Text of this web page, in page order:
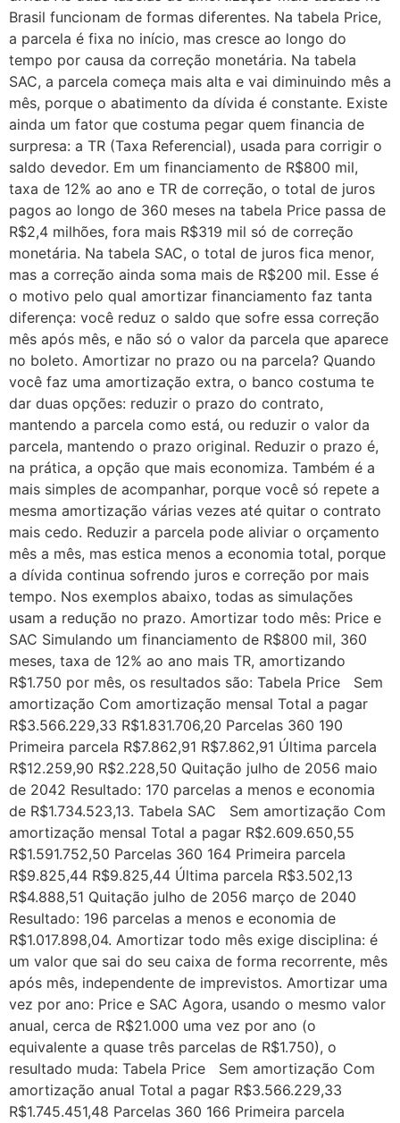
Brasil funcionam de formas diferentes. Na tabela Price,
a parcela é fixa no início, mas cresce ao longo do
tempo por causa da correção monetária. Na tabela
SAC, a parcela começa mais alta e vai diminuindo mês a
mês, porque o abatimento da dívida é constante. Existe
ainda um fator que costuma pegar quem financia de
surpresa: a TR (Taxa Referencial), usada para corrigir o
saldo devedor. Em um financiamento de R$800 mil,
taxa de 12% ao ano e TR de correção, o total de juros
pagos ao longo de 360 meses na tabela Price passa de
R$2,4 milhões, fora mais R$319 mil só de correção
monetária. Na tabela SAC, o total de juros fica menor,
mas a correção ainda soma mais de R$200 mil. Esse é
o motivo pelo qual amortizar financiamento faz tanta
diferença: você reduz o saldo que sofre essa correção
mês após mês, e não só o valor da parcela que aparece
no boleto. Amortizar no prazo ou na parcela? Quando
você faz uma amortização extra, o banco costuma te
dar duas opções: reduzir o prazo do contrato,
mantendo a parcela como está, ou reduzir o valor da
parcela, mantendo o prazo original. Reduzir o prazo é,
na prática, a opção que mais economiza. Também é a
mais simples de acompanhar, porque você só repete a
mesma amortização várias vezes até quitar o contrato
mais cedo. Reduzir a parcela pode aliviar o orçamento
mês a mês, mas estica menos a economia total, porque
a dívida continua sofrendo juros e correção por mais
tempo. Nos exemplos abaixo, todas as simulações
usam a redução no prazo. Amortizar todo mês: Price e
SAC Simulando um financiamento de R$800 mil, 360
meses, taxa de 12% ao ano mais TR, amortizando
R$1.750 por mês, os resultados são: Tabela Price Sem
amortização Com amortização mensal Total a pagar
R$3.566.229,33 R$1.831.706,20 Parcelas 360 190
Primeira parcela R$7.862,91 R$7.862,91 Última parcela
R$12.259,90 R$2.228,50 Quitação julho de 2056 maio
de 2042 Resultado: 170 parcelas a menos e economia
de R$1.734.523,13. Tabela SAC Sem amortização Com
amortização mensal Total a pagar R$2.609.650,55
R$1.591.752,50 Parcelas 360 164 Primeira parcela
R$9.825,44 R$9.825,44 Última parcela R$3.502,13
R$4.888,51 Quitação julho de 2056 março de 2040
Resultado: 196 parcelas a menos e economia de
R$1.017.898,04. Amortizar todo mês exige disciplina: é
um valor que sai do seu caixa de forma recorrente, mês
após mês, independente de imprevistos. Amortizar uma
vez por ano: Price e SAC Agora, usando o mesmo valor
anual, cerca de R$21.000 uma vez por ano (o
equivalente a quase três parcelas de R$1.750), o
resultado muda: Tabela Price Sem amortização Com
amortização anual Total a pagar R$3.566.229,33
R$1.745.451,48 Parcelas 360 166 Primeira parcela